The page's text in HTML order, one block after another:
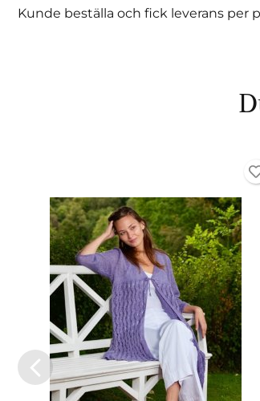
Kunde beställa och fick leverans per